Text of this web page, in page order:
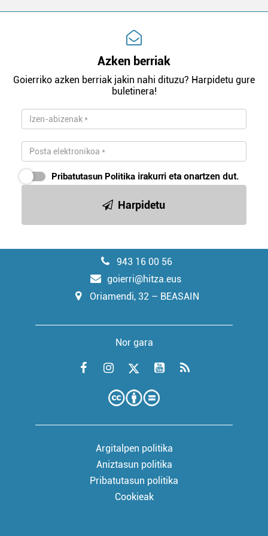
Azken berriak
Goierriko azken berriak jakin nahi dituzu? Harpidetu gure
buletinera!
Pribatutasun Politika irakurri eta onartzen dut.
Harpidetu
943 16 00 56
goierri@hitza.eus
Oriamendi, 32 – BEASAIN
Nor gara
Argitalpen politika
Aniztasun politika
Pribatutasun politika
Cookieak